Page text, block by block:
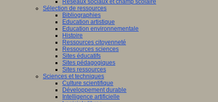
Réseaux sociaux et champ scolaire
Sélection de ressources
Bibliographies
Education artistique
Education environnementale
Histoire
Ressources citoyenneté
Ressources sciences
Sites éducatifs
Sites pédagogiques
Sites ressources
Sciences et techniques
Culture scientifique
Développement durable
Intelligence artificielle